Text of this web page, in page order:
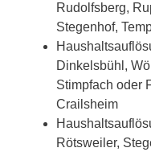
Rudolfsberg,
Stegenhof,
Dinkelsbühl,
Stimpfach oder
Crailsheim
Rötsweiler,